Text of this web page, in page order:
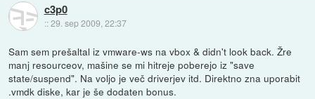
c3p0
::29. sep 2009, 22:37
Sam sem prešaltal iz vmware-ws na vbox & didn't look back. Žre
manj resourceov, mašine se mi hitreje poberejo iz "save
state/suspend". Na voljo je več driverjev itd. Direktno zna uporabit
.vmdk diske, kar je še dodaten bonus.